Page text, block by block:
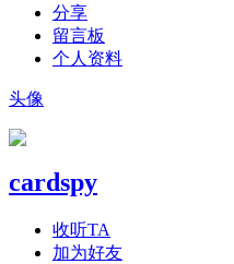
分享
留言板
个人资料
头像
cardspy
收听TA
加为好友